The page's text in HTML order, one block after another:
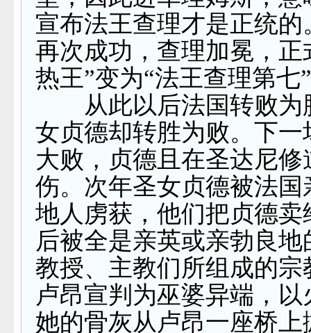
宣布法王查理才是正统的
再次成功，查理加冕，正
热王”变为“法王查理第七
从此以后法国转败为
女贞德却转胜为败。下一
大败，贞德且在圣达尼修
伤。次年圣女贞德被法国
地人虏获，他们把贞德卖
后被全是亲英或亲勃良地
教授、主教们所组成的宗
卢昂宣判为巫婆异端，
她的骨灰从卢昂一座桥上